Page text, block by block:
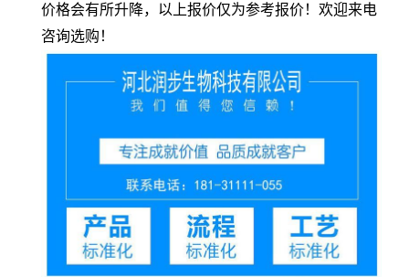
价格会有所升降，以上报价仅为参考报价！欢迎来电
咨询选购！